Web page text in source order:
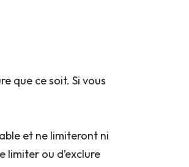
que ce soit. Si vous
et ne limiteront ni
limiter ou d’exclure